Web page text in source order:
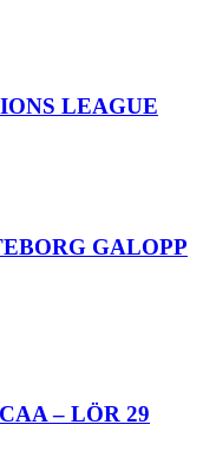
LEAGUE
GALOPP
– LÖR 29